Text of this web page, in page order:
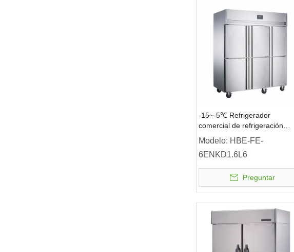
-15~-5℃ Refrigerador
comercial de refrigeración
estática, refrigerador vertical
de 6 puertas sólidas
Modelo: HBE-FE-
6ENKD1.6L6
Preguntar